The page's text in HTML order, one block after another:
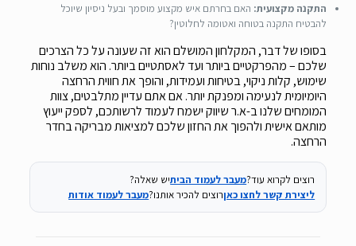
התקנה מקצועית: האם בחרתם איש מקצוע מוסמך ובעל ניסיון שיוכל
להבטיח התקנה בטוחה ואטומה לחלוטין?
בסופו של דבר, המקלחון המושלם הוא זה שעונה על כל הצרכים
שלכם – מהפרקטיים ביותר ועד לאסתטיים ביותר. הוא משלב נוחות
שימוש, קלות ניקוי, בטיחות ועמידות, והופך את חווית הרחצה
היומיומית לנעימה ומפנקת יותר. אם אתם עדיין מתלבטים, צוות
המומחים שלנו ב-א.ר שיווק ישמח לעמוד לרשותכם, לספק ייעוץ
מותאם אישית ולהפוך את החזון שלכם למציאות מבריקה בחדר
הרחצה.
רוצים לקרוא עוד?מעבר לעמוד הביתיש שאלה?
ליצירת קשר לחצו כאןרוצים להכיר אותנו?מעבר לעמוד אודות